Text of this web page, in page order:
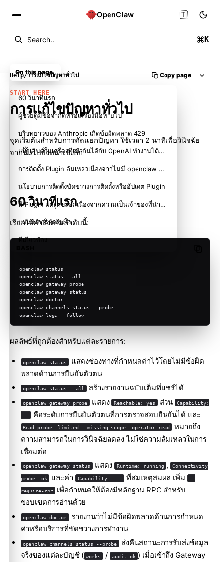
OpenClaw
Search... K
🇹🇭
Help/การแก้ไขปัญหาทั่วไป Copy page
START HERE
การแก้ไขปัญหาทั่วไป
จุดเริ่มต้นสำหรับการคัดแยกปัญหา ใช้เวลา 2 นาทีเพื่อวินิจฉัย
จากนั้นไปยังหน้าเชิงลึก
60 วินาทีแรก
เรียกใช้คำสั่งตามลำดับนี้:
openclaw status
openclaw status --all
openclaw gateway probe
openclaw gateway status
openclaw doctor
openclaw channels status --probe
openclaw logs --follow
ผลลัพธ์ที่ถูกต้องสำหรับแต่ละรายการ:
openclaw status
แสดงช่องทางที่กำหนดค่าไว้โดยไม่มีข้อผิด
พลาดด้านการยืนยันตัวตน
openclaw status --all สร้างรายงานฉบับเต็มที่แชร์ได้
openclaw gateway probe แสดง Reachable: yes ส่วน Capability:
คือระดับการยืนยันตัวตนที่การตรวจสอบยืนยันได้ และ
Read probe: limited - missing scope: operator.read
หมายถึง
ความสามารถในการวินิจฉัยลดลง ไม่ใช่ความล้มเหลวในการ
เชื่อมต่อ
openclaw gateway status แสดง Runtime: running , Connectivity
probe: ok และค่า Capability: ... ที่สมเหตุสมผล เพิ่ม --
require-rpc
เพื่อกำหนดให้ต้องมีหลักฐาน RPC สำหรับ
ขอบเขตการอ่านด้วย
openclaw doctor
รายงานว่าไม่มีข้อผิดพลาดด้านการกำหนด
ค่าหรือบริการที่ขัดขวางการทำงาน
openclaw channels status --probe
ส่งคืนสถานะการรับส่งข้อมูล
จริงของแต่ละบัญชี ( works / audit ok ) เมื่อเข้าถึง Gateway
On this page
60 วินาทีแรก
ผู้ช่วยดูมีข้อจำกัดหรือเครื่องมือหายไป
บริบทยาวของ Anthropic เกิดข้อผิดพลาด 429
แบ็กเอนด์ในเครื่องที่เข้ากันได้กับ OpenAI ทำงานได้โดยตรงแต่ล้มเหลวใน OpenClaw
การติดตั้ง Plugin ล้มเหลวเนื่องจากไม่มี openclaw extensions
นโยบายการติดตั้งขัดขวางการติดตั้งหรืออัปเดต Plugin
มี Plugin แต่ถูกบล็อกเนื่องจากความเป็นเจ้าของที่น่าสงสัย
แผนผังการตัดสินใจ
ที่เกี่ยวข้อง